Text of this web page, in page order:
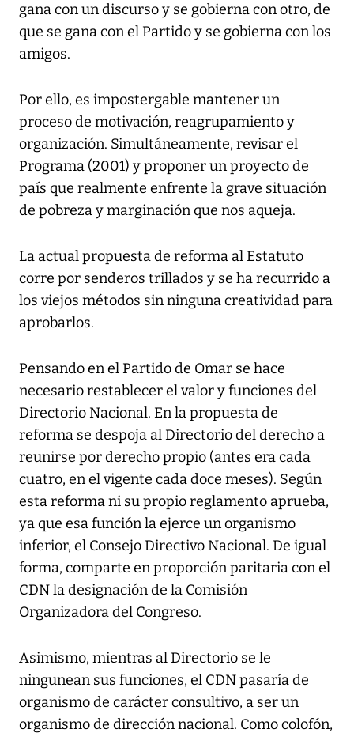
gana con un discurso y se gobierna con otro, de
que se gana con el Partido y se gobierna con los
amigos.
Por ello, es impostergable mantener un
proceso de motivación, reagrupamiento y
organización. Simultáneamente, revisar el
Programa (2001) y proponer un proyecto de
país que realmente enfrente la grave situación
de pobreza y marginación que nos aqueja.
La actual propuesta de reforma al Estatuto
corre por senderos trillados y se ha recurrido a
los viejos métodos sin ninguna creatividad para
aprobarlos.
Pensando en el Partido de Omar se hace
necesario restablecer el valor y funciones del
Directorio Nacional. En la propuesta de
reforma se despoja al Directorio del derecho a
reunirse por derecho propio (antes era cada
cuatro, en el vigente cada doce meses). Según
esta reforma ni su propio reglamento aprueba,
ya que esa función la ejerce un organismo
inferior, el Consejo Directivo Nacional. De igual
forma, comparte en proporción paritaria con el
CDN la designación de la Comisión
Organizadora del Congreso.
Asimismo, mientras al Directorio se le
ningunean sus funciones, el CDN pasaría de
organismo de carácter consultivo, a ser un
organismo de dirección nacional. Como colofón,